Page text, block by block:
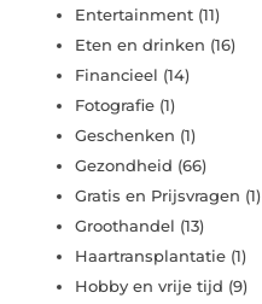
Entertainment (11)
Eten en drinken (16)
Financieel (14)
Fotografie (1)
Geschenken (1)
Gezondheid (66)
Gratis en Prijsvragen (1)
Groothandel (13)
Haartransplantatie (1)
Hobby en vrije tijd (9)